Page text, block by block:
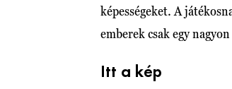
képességeket. A
emberek csak egy
Itt a kép